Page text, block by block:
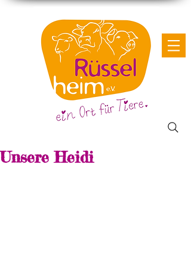
Unsere Heidi